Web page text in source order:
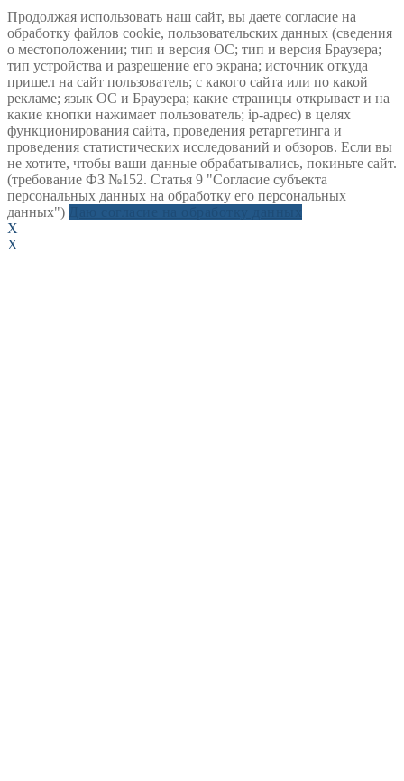
Продолжая использовать наш сайт, вы даете согласие на
обработку файлов cookie, пользовательских данных (сведения
о местоположении; тип и версия ОС; тип и версия Браузера;
тип устройства и разрешение его экрана; источник откуда
пришел на сайт пользователь; с какого сайта или по какой
рекламе; язык ОС и Браузера; какие страницы открывает и на
какие кнопки нажимает пользователь; ip-адрес) в целях
функционирования сайта, проведения ретаргетинга и
проведения статистических исследований и обзоров. Если вы
не хотите, чтобы ваши данные обрабатывались, покиньте сайт.
(требование ФЗ №152. Статья 9 "Согласие субъекта
персональных данных на обработку его персональных
данных")
X
X